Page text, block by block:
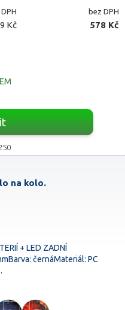
DPH bez DPH
Kč 578 Kč
na kolo.
+ LED ZADNÍ
černáMateriál: PC